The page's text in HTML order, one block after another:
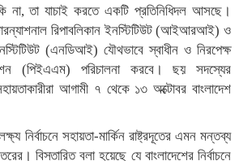
কি না, তা যাচাই করতে একটি প্রতিনিধিদল আসছে।
রিপাবলিকান ইনস্টিটিউট (আইআরআই) ও
(এনডিআই) যৌথভাবে স্বাধীন ও নিরপেক্ষ
(পিইএএম) পরিচালনা করবে। ছয় সদস্যের
আগামী ৭ থেকে ১৩ অক্টোবর বাংলাদেশ
নির্বাচনে সহায়তা-মার্কিন রাষ্ট্রদূতের এমন মন্তব্য
বিস্তারিত বলা হয়েছে যে বাংলাদেশের নির্বাচনে